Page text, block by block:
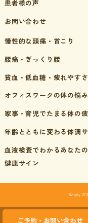
ご予約・お問い合わせ
患者様の声
お問い合わせ
慢性的な頭痛・首こり
腰痛・ぎっくり腰
貧血・低血糖・疲れやすさ
オフィスワークの体の悩み
家事・育児でたまる体の
年齢とともに変わる体調
血液検査でわかるあなたの
健康サイン
&copy